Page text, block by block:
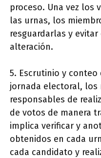
proceso. Una vez los
las urnas, los
resguardarlas y
alteración.
5. Escrutinio y
jornada electoral, los
responsables de
de votos de manera
implica verificar y
obtenidos en cada
cada candidato y